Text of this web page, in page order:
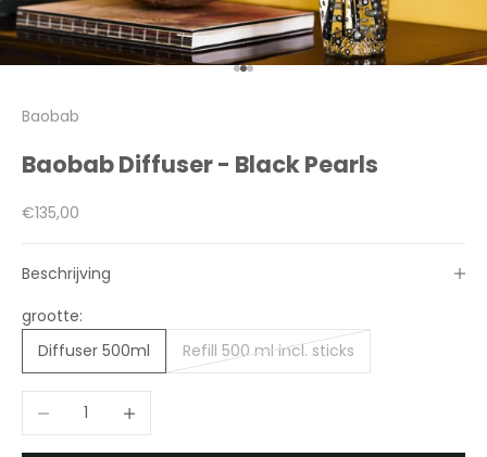
Naar artikel 1
Naar artikel 2
Naar artikel 3
Baobab
Baobab Diffuser - Black Pearls
Aanbiedingsprijs
€135,00
Beschrijving
grootte:
Diffuser 500ml
Refill 500 ml incl. sticks
Aantal verlagenAantal verhogen